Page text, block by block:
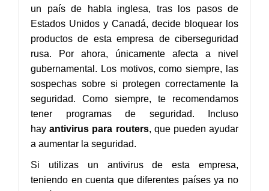
un país de habla inglesa, tras los pasos de
Estados Unidos y Canadá, decide bloquear los
productos de esta empresa de ciberseguridad
rusa. Por ahora, únicamente afecta a nivel
gubernamental. Los motivos, como siempre, las
sospechas sobre si protegen correctamente la
seguridad. Como siempre, te recomendamos
tener programas de seguridad. Incluso
hayantivirus para routers, que pueden ayudar
a aumentar la seguridad.
Si utilizas un antivirus de esta empresa,
teniendo en cuenta que diferentes países ya no